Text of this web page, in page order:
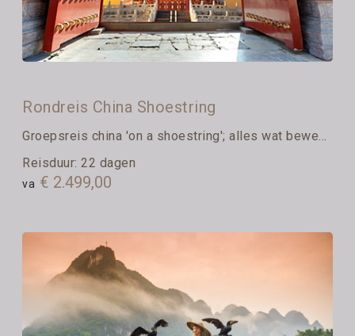
Rondreis China Shoestring
Groepsreis china 'on a shoestring'; alles wat bewe...
Reisduur: 22 dagen
va € 2.499,00